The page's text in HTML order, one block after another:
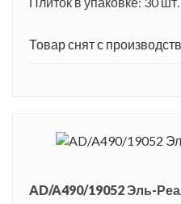
Товар снят с
AD/A490/19052 Эль-